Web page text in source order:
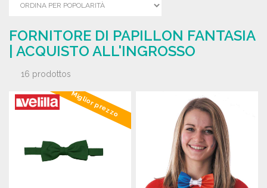
FORNITORE DI PAPILLON FANTASIA
| ACQUISTO ALL'INGROSSO
16 prodottos
Miglior prezzo